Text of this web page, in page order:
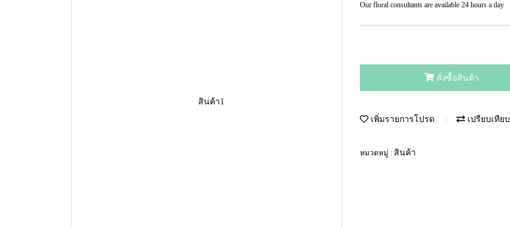
Our floral consultants are available 24 hours a day
สั่งซื้อสินค้า
เพิ่มรายการโปรด เปรียบเทียบ
หมวดหมู่ : สินค้า